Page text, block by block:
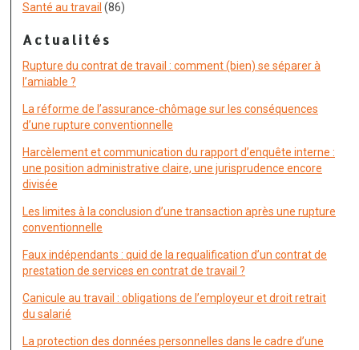
Santé au travail (86)
Actualités
Rupture du contrat de travail : comment (bien) se séparer à
l’amiable ?
La réforme de l’assurance-chômage sur les conséquences
d’une rupture conventionnelle
Harcèlement et communication du rapport d’enquête interne :
une position administrative claire, une jurisprudence encore
divisée
Les limites à la conclusion d’une transaction après une rupture
conventionnelle
Faux indépendants : quid de la requalification d’un contrat de
prestation de services en contrat de travail ?
Canicule au travail : obligations de l’employeur et droit retrait
du salarié
La protection des données personnelles dans le cadre d’une